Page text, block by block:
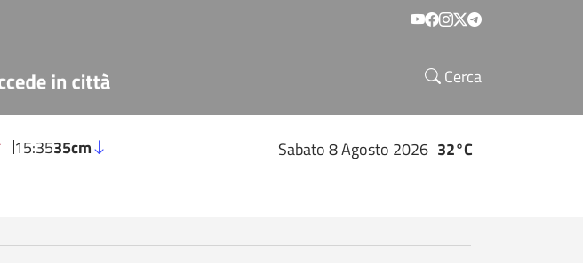
Social menu
Cerca
15:3535cm Sabato 8 Agosto 2026 32°C